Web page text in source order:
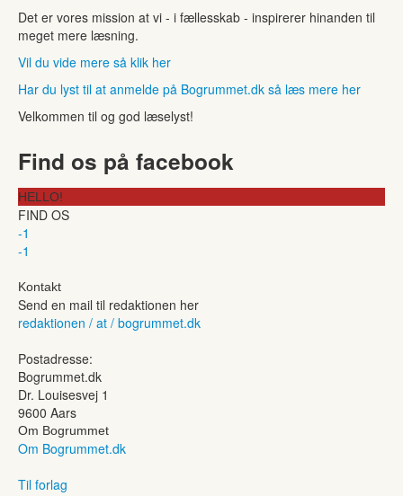
Det er vores mission at vi - i fællesskab - inspirerer hinanden til
meget mere læsning.
Vil du vide mere så klik her
Har du lyst til at anmelde på Bogrummet.dk så læs mere her
Velkommen til og god læselyst!
Find os på facebook
HELLO!
FIND OS
-1
-1
Kontakt
Send en mail til redaktionen her
redaktionen / at / bogrummet.dk
Postadresse:
Bogrummet.dk
Dr. Louisesvej 1
9600 Aars
Om Bogrummet
Om Bogrummet.dk
Til forlag